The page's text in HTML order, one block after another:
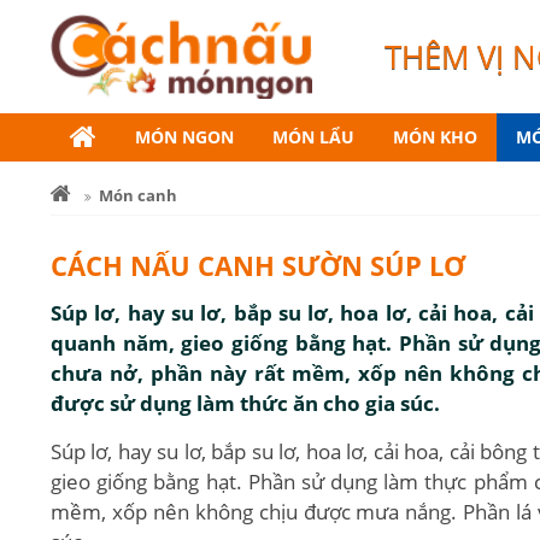
THÊM VỊ
MÓN NGON MÓN LẨU MÓN KHO
Món canh
CÁCH NẤU CANH SƯỜN SÚP LƠ
Súp lơ, hay su lơ, bắp su lơ, hoa lơ, cải hoa,
quanh năm, gieo giống bằng hạt. Phần sử
chưa nở, phần này rất mềm, xốp nên không
được sử dụng làm thức ăn cho gia súc.
Súp lơ, hay su lơ, bắp su lơ, hoa lơ, cải hoa, cải
gieo giống bằng hạt. Phần sử dụng làm thực
mềm, xốp nên không chịu được mưa nắng. Phần